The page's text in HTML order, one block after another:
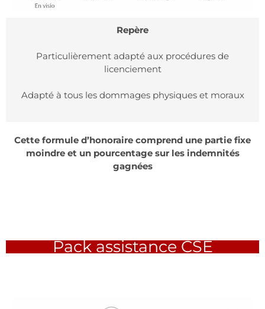
Repère
Particulièrement adapté aux procédures de
licenciement
Adapté à tous les dommages physiques et moraux
Cette formule d’honoraire comprend une partie fixe
moindre et un pourcentage sur les indemnités
gagnées
Pack assistance CSE